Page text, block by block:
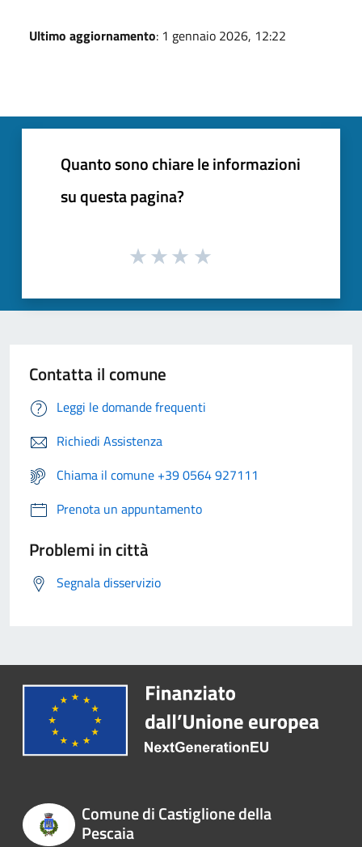
Ultimo aggiornamento: 1 gennaio 2026, 12:22
Quanto sono chiare le informazioni
su questa pagina?
Contatta il comune
Leggi le domande frequenti
Richiedi Assistenza
Chiama il comune +39 0564 927111
Prenota un appuntamento
Problemi in città
Segnala disservizio
Comune di Castiglione della
Pescaia